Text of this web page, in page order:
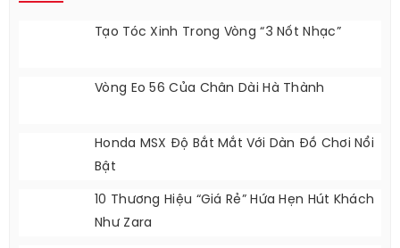
Tạo Tóc Xinh Trong Vòng “3 Nốt Nhạc”
Vòng Eo 56 Của Chân Dài Hà Thành
Honda MSX Độ Bắt Mắt Với Dàn Đồ Chơi Nổi
Bật
10 Thương Hiệu “giá Rẻ” Hứa Hẹn Hút Khách
Như Zara